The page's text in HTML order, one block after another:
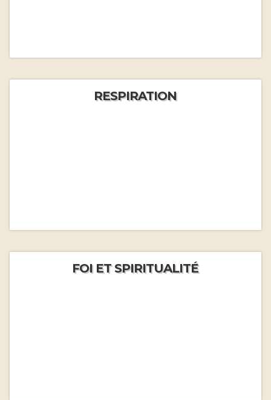
RESPIRATION
FOI ET SPIRITUALITÉ